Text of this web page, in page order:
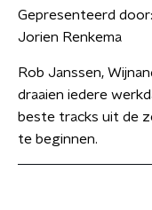
Gepresenteerd door:
Jorien Renkema
Rob Janssen,
draaien iedere
beste tracks uit de
te beginnen.